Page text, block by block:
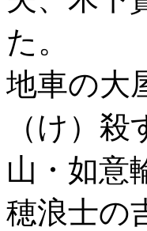
た。
地車の大
（け）
山・如意
穂浪士の